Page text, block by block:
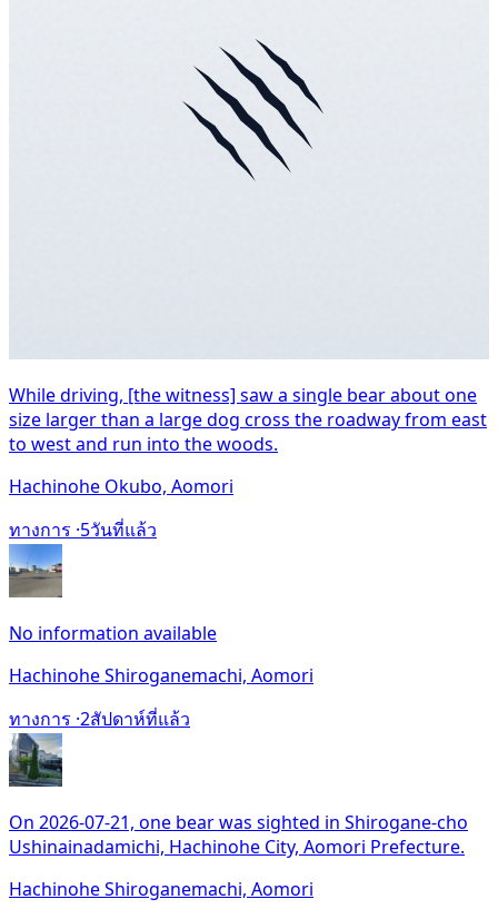
While driving, [the witness] saw a single bear about one
size larger than a large dog cross the roadway from east
to west and run into the woods.
Hachinohe Okubo, Aomori
ทางการ ·5วันที่แล้ว
No information available
Hachinohe Shiroganemachi, Aomori
ทางการ ·2สัปดาห์ที่แล้ว
On 2026-07-21, one bear was sighted in Shirogane-cho
Ushinainadamichi, Hachinohe City, Aomori Prefecture.
Hachinohe Shiroganemachi, Aomori